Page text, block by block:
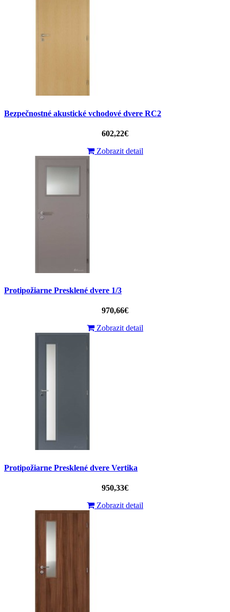
Bezpečnostné akustické vchodové dvere RC2
602,22€
Zobrazit detail
Protipožiarne Presklené dvere 1/3
970,66€
Zobrazit detail
Protipožiarne Presklené dvere Vertika
950,33€
Zobrazit detail